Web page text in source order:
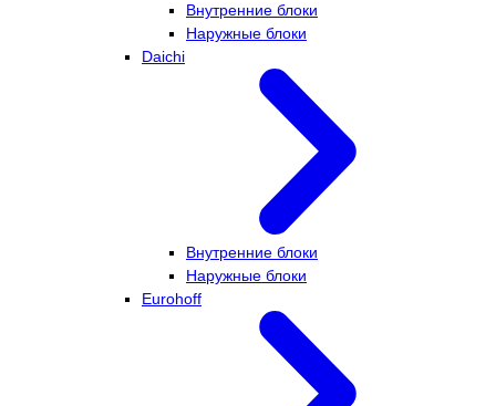
Внутренние блоки
Наружные блоки
Daichi
Внутренние блоки
Наружные блоки
Eurohoff